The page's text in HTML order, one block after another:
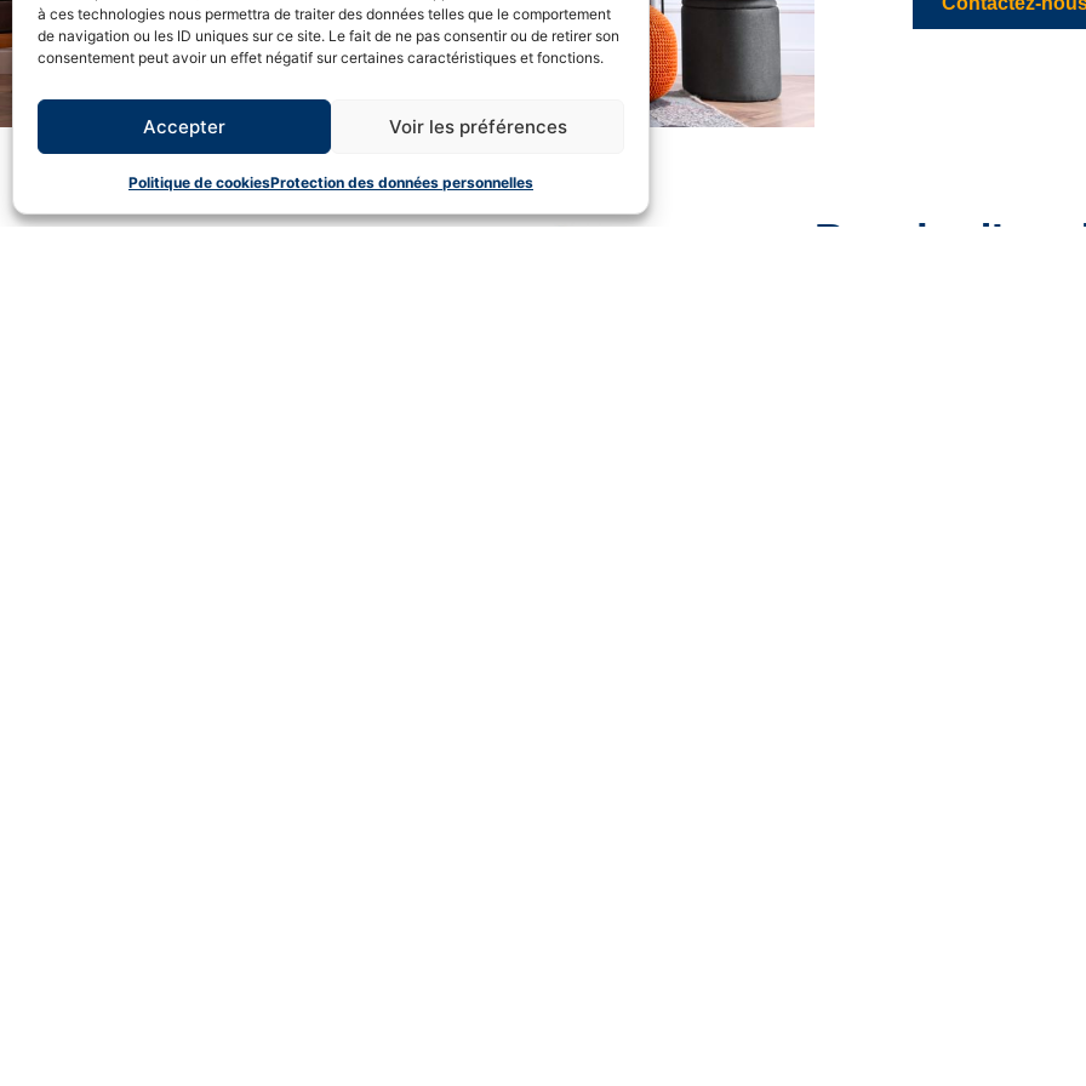
à ces technologies nous permettra de traiter des données telles que le comportement
de navigation ou les ID uniques sur ce site. Le fait de ne pas consentir ou de retirer son
consentement peut avoir un effet négatif sur certaines caractéristiques et fonctions.
Accepter Voir les préférences
Politique de cookiesProtection des données personnelles
Besoin d’un